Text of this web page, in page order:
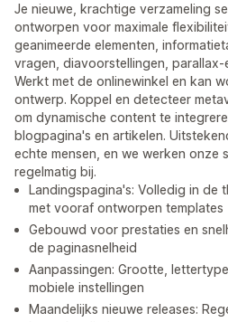
Je nieuwe, krachtige verzameling
ontworpen voor maximale
geanimeerde elementen,
vragen, diavoorstellingen, parallax-
Werkt met de onlinewinkel en kan
ontwerp. Koppel en detecteer
om dynamische content te
blogpagina's en artikelen.
echte mensen, en we werken onze
regelmatig bij.
Landingspagina's: Volledig in de
met vooraf ontworpen templates
Gebouwd voor prestaties en
de paginasnelheid
Aanpassingen: Grootte,
mobiele instellingen
Maandelijks nieuwe releases: